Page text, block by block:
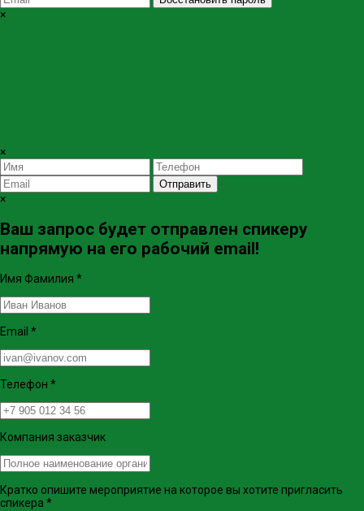
×
×
Отправить
×
Ваш запрос будет отправлен спикеру
напрямую на его рабочий email!
Имя Фамилия *
Email *
Телефон *
Компания заказчик
Кратко опишите мероприятие на которое вы хотите пригласить
спикера *